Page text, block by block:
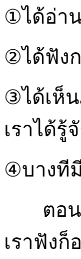
①ได้อ่า
②ได้ฟัง
③ได้เห็
เราได้
④บางที
ตอนศึ
เราฟัง